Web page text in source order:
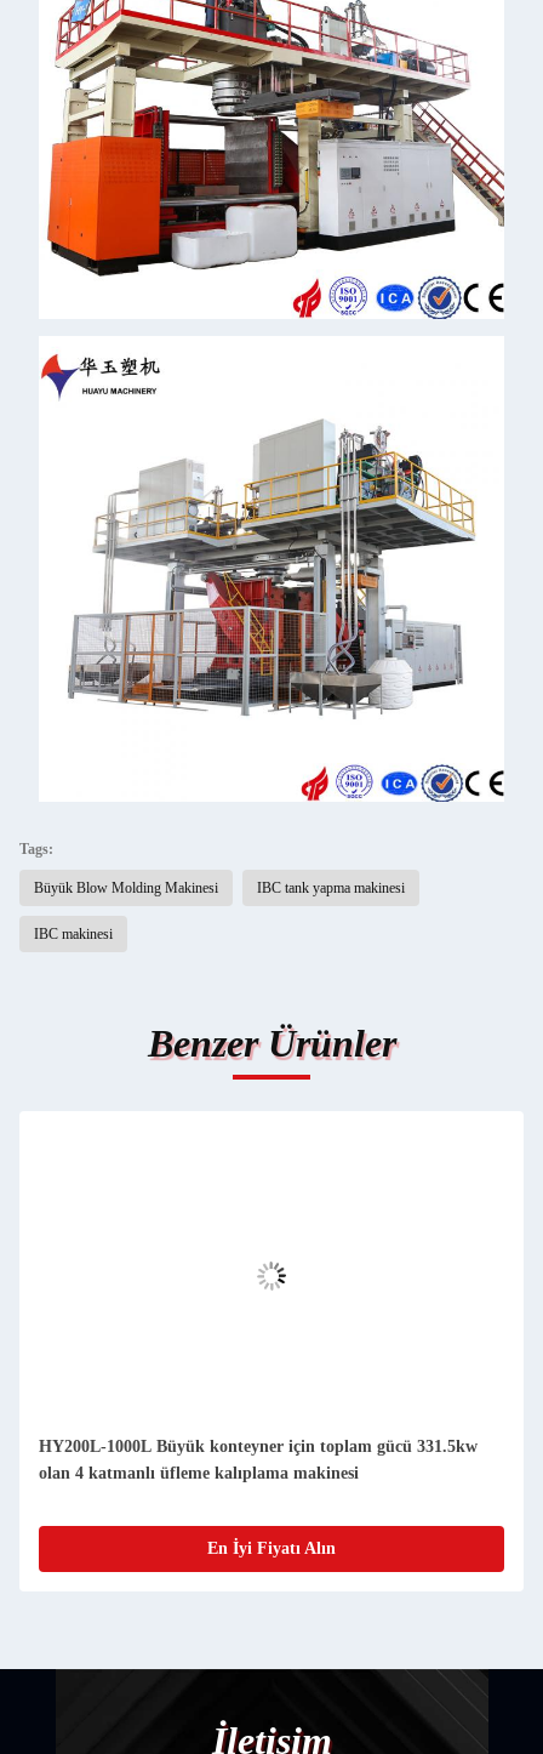
Tags:
Büyük Blow Molding Makinesi IBC tank yapma makinesi
IBC makinesi
Benzer Ürünler
HY200L-1000L Büyük konteyner için toplam gücü 331.5kw
olan 4 katmanlı üfleme kalıplama makinesi
En İyi Fiyatı Alın
İletişim